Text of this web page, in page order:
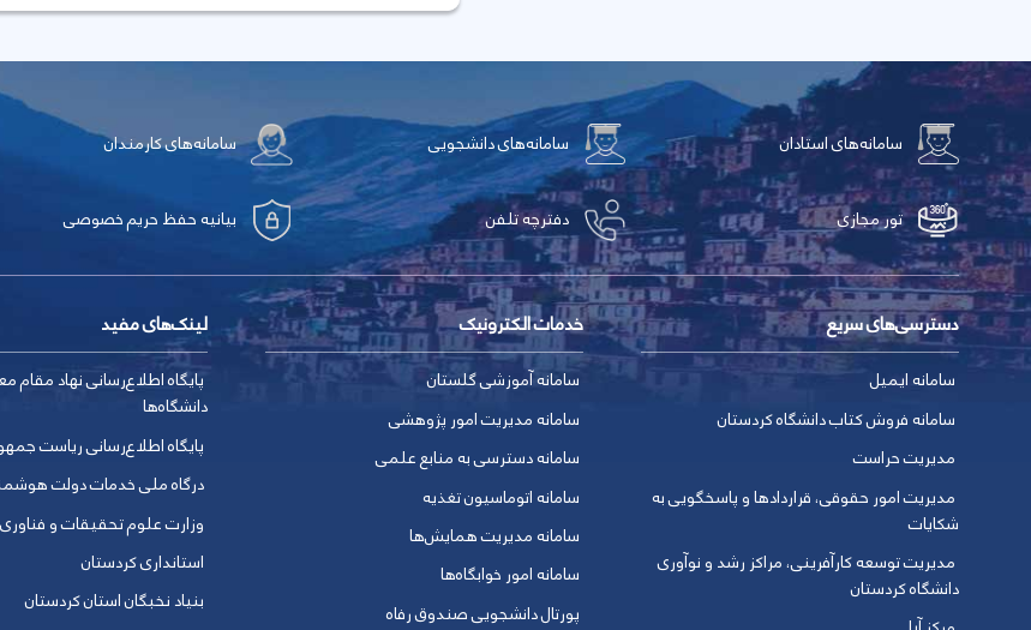
سامانه‌های استادان سامانه‌های دانشجویی سامانه‌های کارمندان
تور مجازی دفترچه تلفن بیانیه حفظ حریم خصوصی
دسترسی‌های سریع
سامانه ایمیل
سامانه فروش کتاب دانشگاه کردستان
مدیریت حراست
مدیریت امور حقوقی، قراردادها و پاسخگویی به
شکایات
مدیریت توسعه کارآفرینی، مراکز رشد و نوآوری
دانشگاه کردستان
خدمات الکترونیک
سامانه آموزشی گلستان
سامانه مدیریت امور پژوهشی
سامانه دسترسی به منابع علمی
سامانه اتوماسیون تغذیه
سامانه مدیریت همایش‌ها
سامانه امور خوابگاه‌ها
پورتال دانشجویی صندوق رفاه
لینک‌های مفید
پایگاه اطلاع‌رسانی نهاد
دانشگاه‌ها
پایگاه اطلاع‌رسانی ریاست
درگاه ملی خدمات دولت
وزارت علوم تحقیقات و فناوری
استانداری کردستان
بنیاد نخبگان استان کردستان